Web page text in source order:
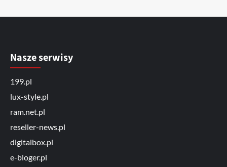
Nasze serwisy
199.pl
lux-style.pl
ram.net.pl
reseller-news.pl
digitalbox.pl
e-bloger.pl